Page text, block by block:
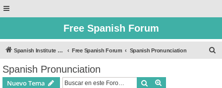
Free Spanish Forum
Spanish Institute of Puebla Free Spanish Forum Spanish Pronunciation
Spanish Pronunciation
Nuevo Tema Buscar